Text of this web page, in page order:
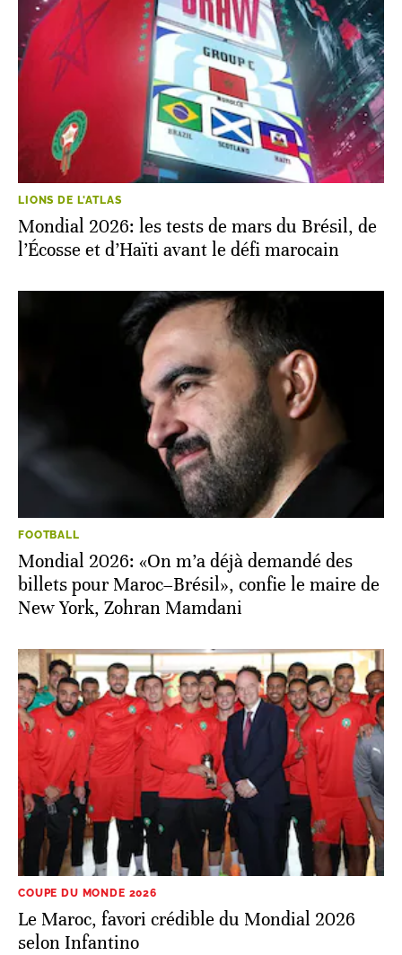
LIONS DE L'ATLAS
Mondial 2026: les tests de mars du Brésil, de
l’Écosse et d’Haïti avant le défi marocain
FOOTBALL
Mondial 2026: «On m’a déjà demandé des
billets pour Maroc–Brésil», confie le maire de
New York, Zohran Mamdani
COUPE DU MONDE 2026
Le Maroc, favori crédible du Mondial 2026
selon Infantino